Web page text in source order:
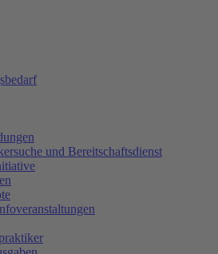
und Bereitschaftsdienst